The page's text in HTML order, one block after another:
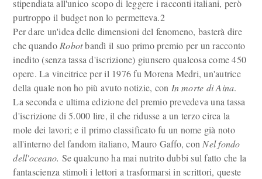
stipendiata all'unico scopo di leggere i racconti italiani, però
purtroppo il budget non lo permetteva.2
Per dare un'idea delle dimensioni del fenomeno, basterà dire
che quando Robotbandì il suo primo premio per un racconto
inedito (senza tassa d'iscrizione) giunsero qualcosa come 450
opere. La vincitrice per il 1976 fu Morena Medri, un'autrice
della quale non ho più avuto notizie, con In morte di Aina.
La seconda e ultima edizione del premio prevedeva una tassa
d'iscrizione di 5.000 lire, il che ridusse a un terzo circa la
mole dei lavori; e il primo classificato fu un nome già noto
all'interno del fandom italiano, Mauro Gaffo, con Nel fondo
dell'oceano. Se qualcuno ha mai nutrito dubbi sul fatto che la
fantascienza stimoli i lettori a trasformarsi in scrittori, queste